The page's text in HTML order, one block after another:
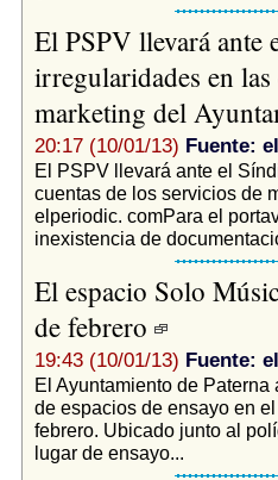
El PSPV llevará ante
irregularidades en
marketing del
20:17 (10/01/13) Fuente:
El PSPV llevará ante el
cuentas de los servicios de
elperiodic. comPara el
inexistencia de
El espacio Solo
de febrero
19:43 (10/01/13) Fuente:
El Ayuntamiento de
de espacios de ensayo en
febrero. Ubicado junto al
lugar de ensayo...